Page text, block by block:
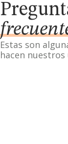
Estas son
hacen nuestros